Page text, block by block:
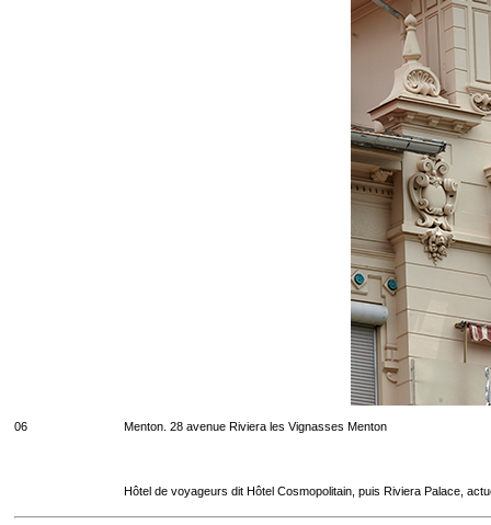
06 Menton. 28 avenue Riviera les Vignasses Menton
Hôtel de voyageurs dit Hôtel Cosmopolitain, puis Riviera Palace,